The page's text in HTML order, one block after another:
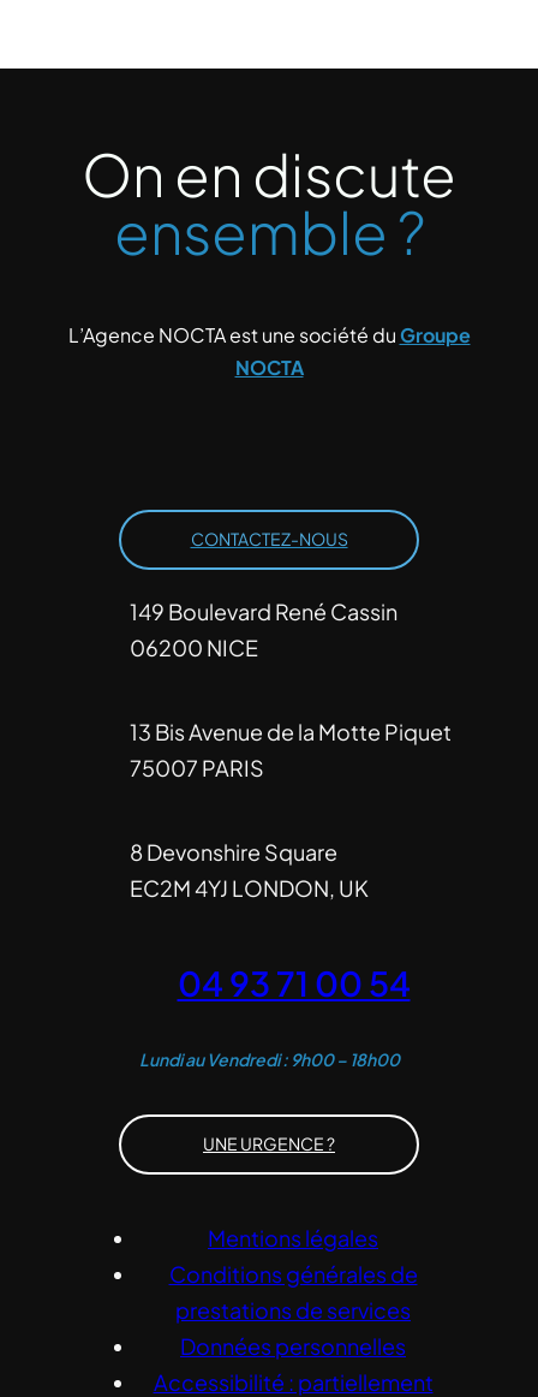
On en discute
ensemble ?
CONTACTEZ-NOUS
L’Agence NOCTA est une société duGroupe
NOCTA
149 Boulevard René Cassin
06200 NICE
13 Bis Avenue de la Motte Piquet
75007 PARIS
8 Devonshire Square
EC2M 4YJ LONDON, UK
04 93 71 00 54
Lundi au Vendredi : 9h00 – 18h00
UNE URGENCE ?
Mentions légales
Conditions générales de
prestations de services
Données personnelles
Accessibilité : partiellement